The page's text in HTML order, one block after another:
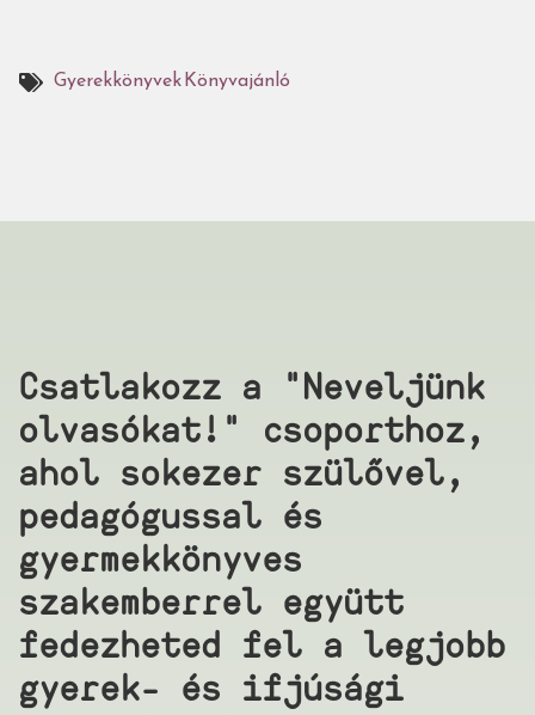
Gyerekkönyvek Könyvajánló
Csatlakozz a "Neveljünk
olvasókat!" csoporthoz,
ahol sokezer szülővel,
pedagógussal és
gyermekkönyves
szakemberrel együtt
fedezheted fel a legjobb
gyerek- és ifjúsági